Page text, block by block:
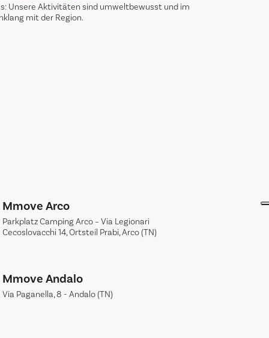
Unsere Aktivitäten sind umweltbewusst und im
mit der Region.
Mmove Arco
Parkplatz Camping Arco – Via Legionari
Cecoslovacchi 14, Ortsteil Prabi, Arco (TN)
Mmove Andalo
Via Paganella, 8 - Andalo (TN)